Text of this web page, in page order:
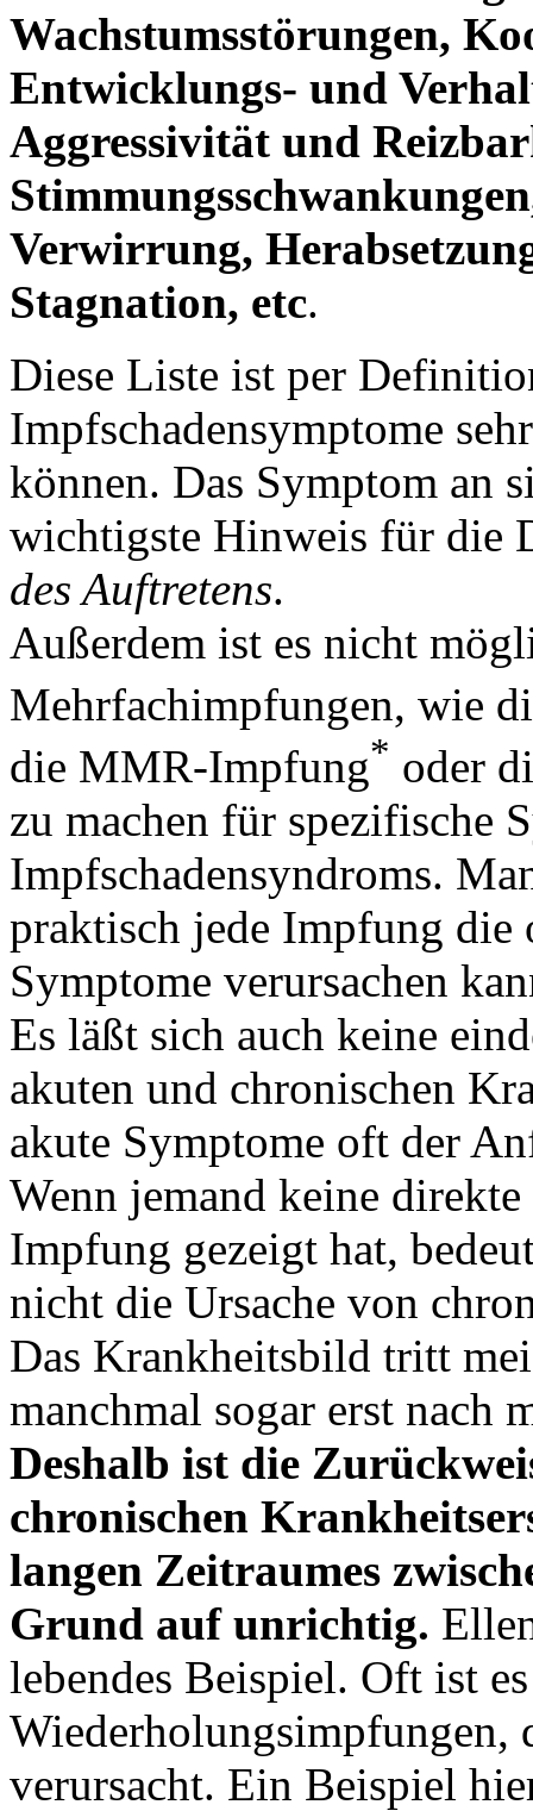
Wachstumsstörungen,
Entwicklungs- und
Aggressivität und
Verwirrung,
Stagnation, etc.
Diese Liste ist per
Impfschadensymptome
können. Das Symptom an
wichtigste Hinweis für die
des Auftretens.
Außerdem ist es nicht
Mehrfachimpfungen, wie
die MMR-Impfung* oder
zu machen für spezifische
Impfschadensyndroms.
praktisch jede Impfung die
Symptome verursachen
Es läßt sich auch keine
akuten und chronischen
akute Symptome oft der
Wenn jemand keine
Impfung gezeigt hat,
nicht die Ursache von
Das Krankheitsbild tritt
manchmal sogar erst nach
Deshalb ist die
chronischen
langen Zeitraumes
Grund auf unrichtig.
lebendes Beispiel. Oft ist
Wiederholungsimpfungen,
verursacht. Ein Beispiel